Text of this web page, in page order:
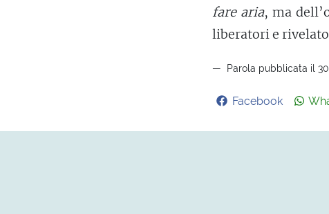
fare aria, ma
liberatori e
Parola pubblicata il
Facebook